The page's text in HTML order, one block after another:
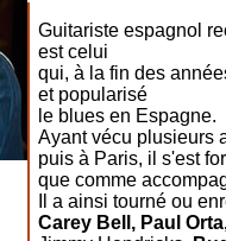
Guitariste espagnol
est celui
qui, à la fin des
et popularisé
le blues en Espagne.
Ayant vécu plusieurs
puis à Paris, il s'est
que comme
Il a ainsi tourné ou
Carey Bell, Paul